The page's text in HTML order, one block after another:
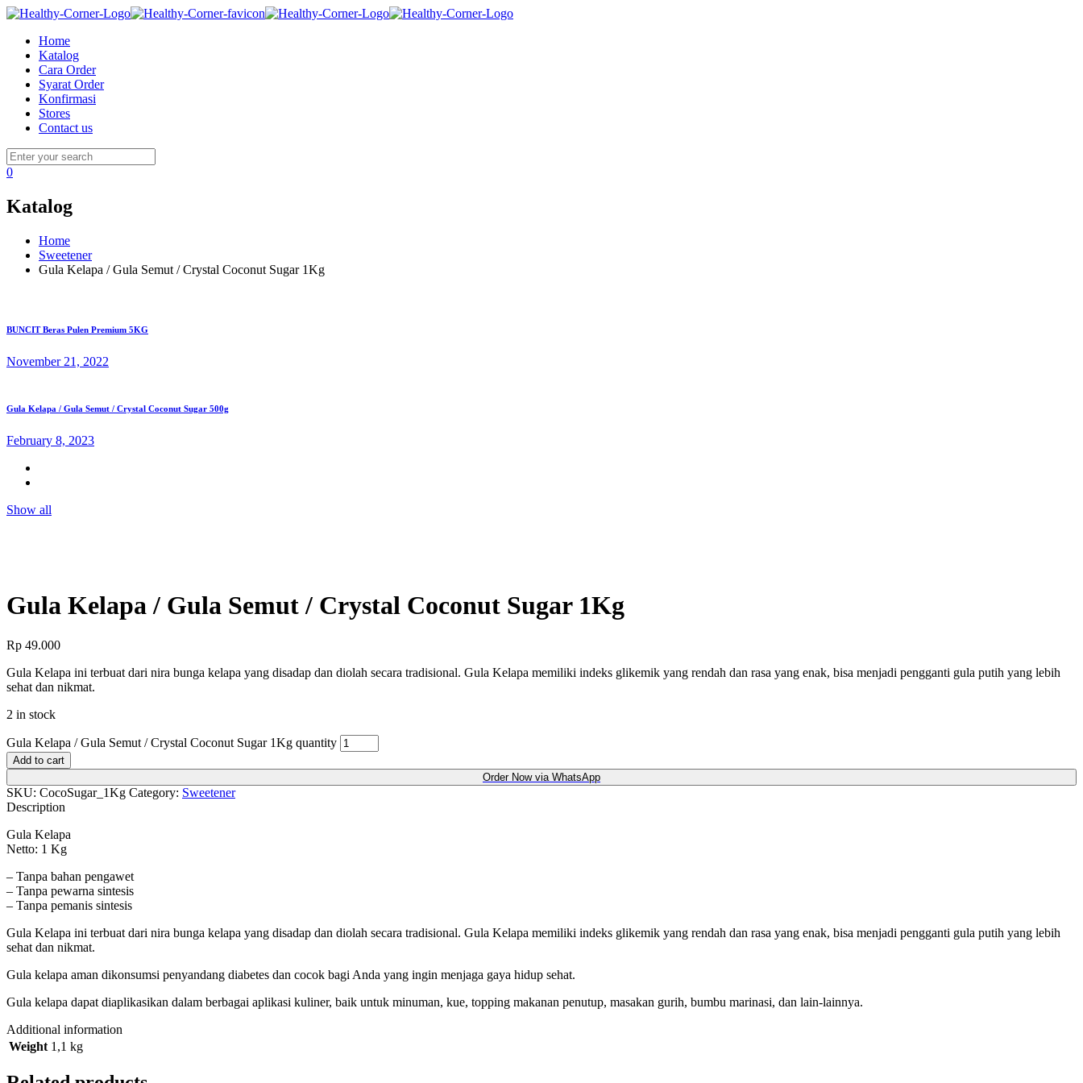
Home
Katalog
Cara Order
Syarat Order
Konfirmasi
Stores
Contact us
0
Katalog
Home
Sweetener
Gula Kelapa / Gula Semut / Crystal Coconut Sugar 1Kg
BUNCIT Beras Pulen Premium 5KG
November 21, 2022
Gula Kelapa / Gula Semut / Crystal Coconut Sugar 500g
February 8, 2023
Show all
Gula Kelapa / Gula Semut / Crystal Coconut Sugar 1Kg
Rp 49.000
Gula Kelapa ini terbuat dari nira bunga kelapa yang disadap dan diolah secara tradisional. Gula Kelapa memiliki indeks glikemik yang rendah dan rasa yang enak, bisa menjadi pengganti gula putih yang lebih
sehat dan nikmat.
2 in stock
Gula Kelapa / Gula Semut / Crystal Coconut Sugar 1Kg quantity
Add to cart
Order Now via WhatsApp
SKU: CocoSugar_1Kg Category: Sweetener
Description
Gula Kelapa
Netto: 1 Kg
– Tanpa bahan pengawet
– Tanpa pewarna sintesis
– Tanpa pemanis sintesis
Gula Kelapa ini terbuat dari nira bunga kelapa yang disadap dan diolah secara tradisional. Gula Kelapa memiliki indeks glikemik yang rendah dan rasa yang enak, bisa menjadi pengganti gula putih yang lebih
sehat dan nikmat.
Gula kelapa aman dikonsumsi penyandang diabetes dan cocok bagi Anda yang ingin menjaga gaya hidup sehat.
Gula kelapa dapat diaplikasikan dalam berbagai aplikasi kuliner, baik untuk minuman, kue, topping makanan penutup, masakan gurih, bumbu marinasi, dan lain-lainnya.
Additional information
Weight 1,1 kg